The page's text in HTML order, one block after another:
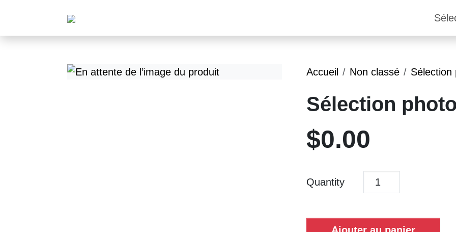
Accueil Non classé Sélection
Sélection
$0.00
Quantity